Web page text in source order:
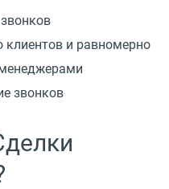
клиентов и равномерно